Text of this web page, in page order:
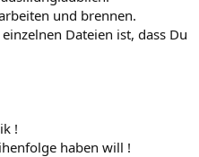
und brennen.
Dateien ist, dass Du
!
haben will !